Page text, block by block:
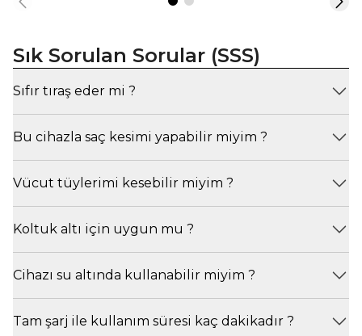
Sık Sorulan Sorular (SSS)
Sıfır tıraş eder mi ?
Bu cihazla saç kesimi yapabilir miyim ?
Vücut tüylerimi kesebilir miyim ?
Koltuk altı için uygun mu ?
Cihazı su altında kullanabilir miyim ?
Tam şarj ile kullanım süresi kaç dakikadır ?